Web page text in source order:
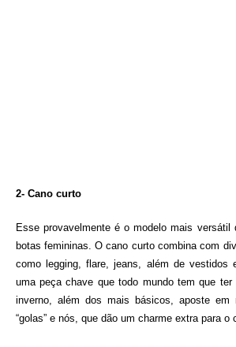
2- Cano curto
Esse provavelmente é o modelo mais versátil
botas femininas. O cano curto combina com
como legging, flare, jeans, além de
uma peça chave que todo mundo tem que
inverno, além dos mais básicos, aposte em
“golas” e nós, que dão um charme extra para o